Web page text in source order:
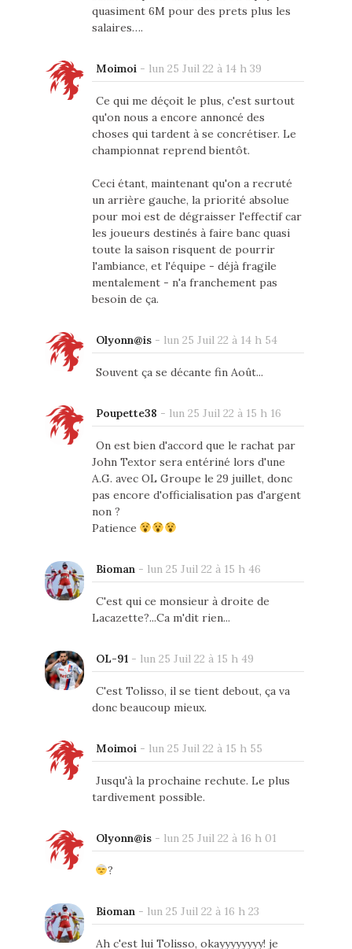
quasiment 6M pour des prets plus les
salaires….
Moimoi - lun 25 Juil 22 à 14 h 39
Ce qui me déçoit le plus, c'est surtout
qu'on nous a encore annoncé des
choses qui tardent à se concrétiser. Le
championnat reprend bientôt.
Ceci étant, maintenant qu'on a recruté
un arrière gauche, la priorité absolue
pour moi est de dégraisser l'effectif car
les joueurs destinés à faire banc quasi
toute la saison risquent de pourrir
l'ambiance, et l'équipe - déjà fragile
mentalement - n'a franchement pas
besoin de ça.
Olyonn@is- lun 25 Juil 22 à 14 h 54
Souvent ça se décante fin Août...
Poupette38 - lun 25 Juil 22 à 15 h 16
On est bien d'accord que le rachat par
John Textor sera entériné lors d'une
A.G. avec OL Groupe le 29 juillet, donc
pas encore d'officialisation pas d'argent
non ?
Patience
Bioman - lun 25 Juil 22 à 15 h 46
C'est qui ce monsieur à droite de
Lacazette?...Ca m'dit rien...
OL-91 - lun 25 Juil 22 à 15 h 49
C'est Tolisso, il se tient debout, ça va
donc beaucoup mieux.
Moimoi - lun 25 Juil 22 à 15 h 55
Jusqu'à la prochaine rechute. Le plus
tardivement possible.
Olyonn@is- lun 25 Juil 22 à 16 h 01
?
Bioman - lun 25 Juil 22 à 16 h 23
Ah c'est lui Tolisso, okayyyyyyyy! je